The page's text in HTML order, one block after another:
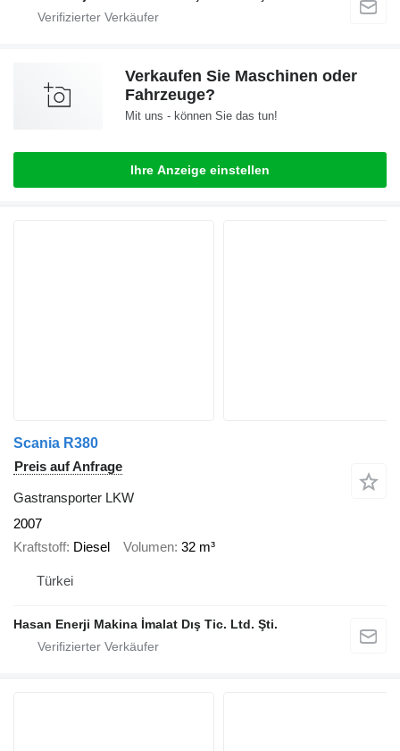
Verkaufen Sie Maschinen oder
Fahrzeuge?
Mit uns - können Sie das tun!
Ihre Anzeige einstellen
Scania R380
Preis auf Anfrage
Gastransporter LKW
2007
Kraftstoff Diesel Volumen 32 m³
Türkei
Hasan Enerji Makina İmalat Dış Tic. Ltd. Şti.